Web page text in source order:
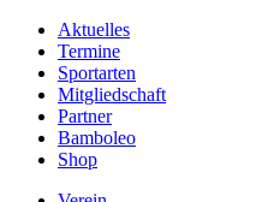
Aktuelles
Termine
Sportarten
Mitgliedschaft
Partner
Bamboleo
Shop